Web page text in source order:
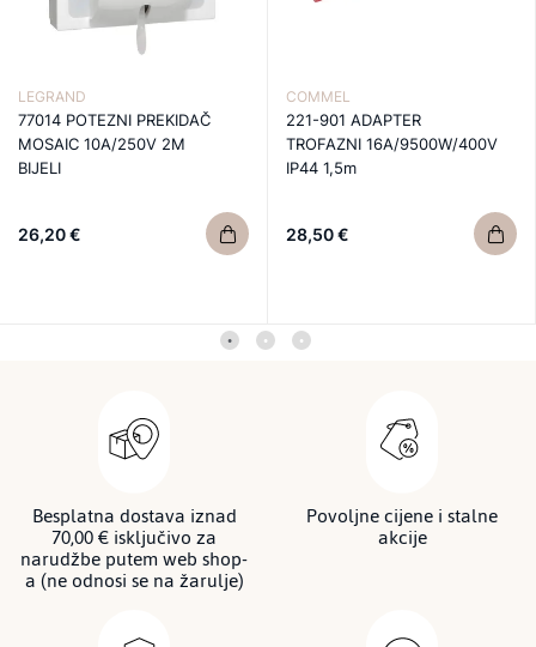
LEGRAND
77014 POTEZNI PREKIDAČ
MOSAIC 10A/250V 2M
BIJELI
26,20 €
COMMEL
221-901 ADAPTER
TROFAZNI 16A/9500W/400V
IP44 1,5m
28,50 €
Besplatna dostava iznad
70,00 € isključivo za
narudžbe putem web shop-
a (ne odnosi se na žarulje)
Povoljne cijene i stalne
akcije